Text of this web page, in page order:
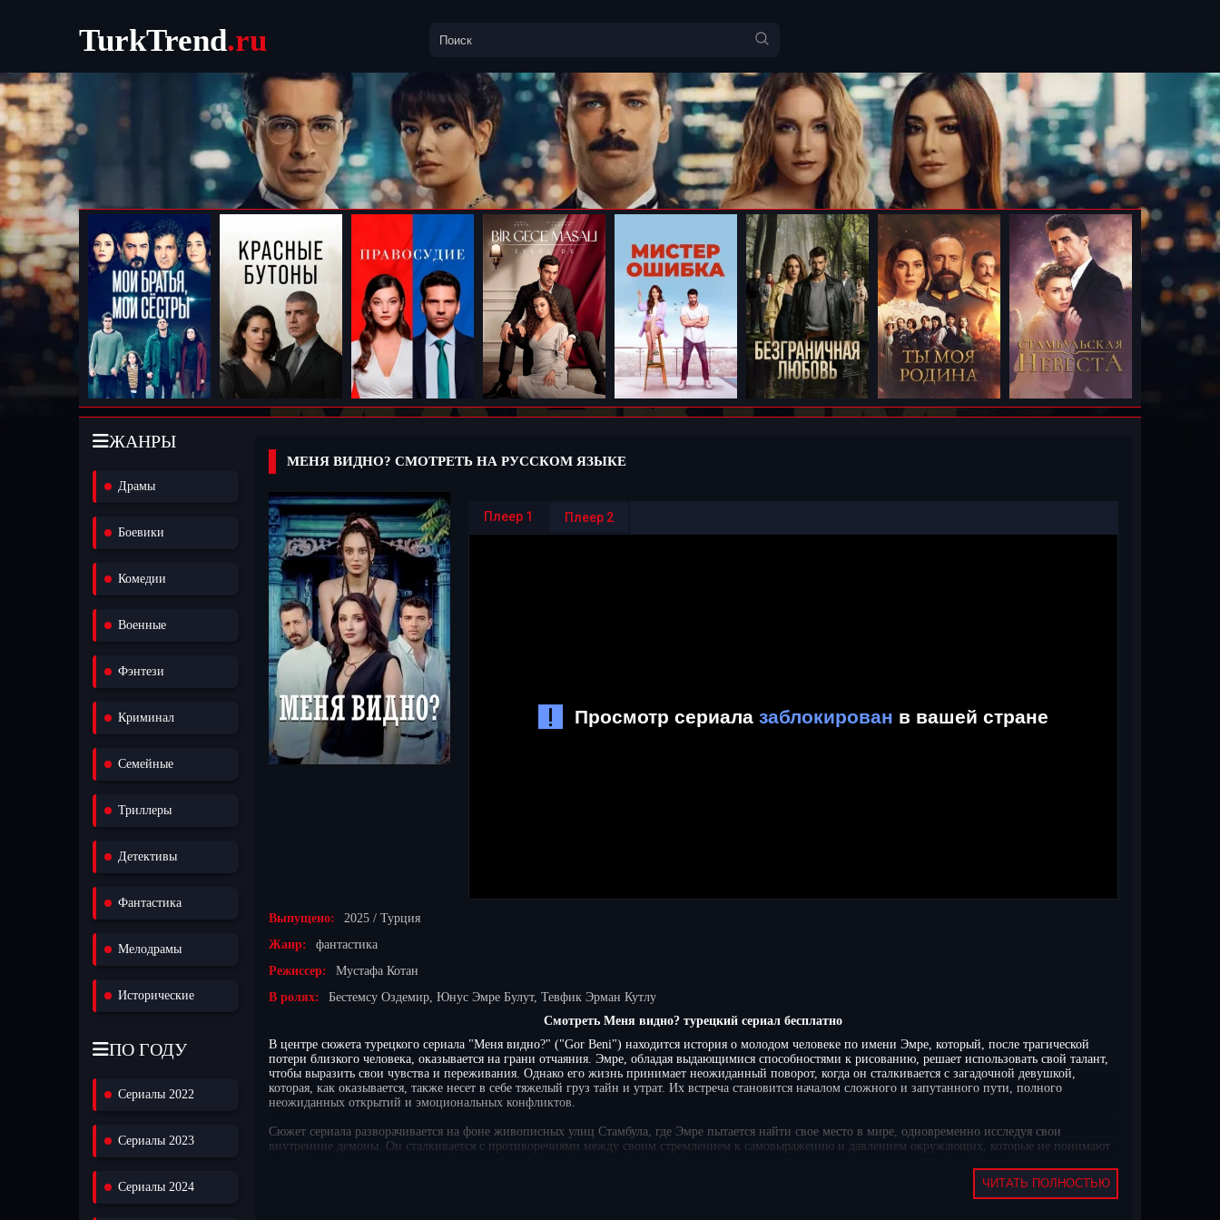
TurkTrend.ru
ЖАНРЫ
Драмы
Боевики
Комедии
Военные
Фэнтези
Криминал
Семейные
Триллеры
Детективы
Фантастика
Мелодрамы
Исторические
ПО ГОДУ
Сериалы 2022
Сериалы 2023
Сериалы 2024
МЕНЯ ВИДНО? СМОТРЕТЬ НА РУССКОМ ЯЗЫКЕ
Плеер 1 Плеер 2
Выпущено:
2025 / Турция
Жанр:
фантастика
Режиссер:
Мустафа Котан
В ролях:
Бестемсу Оздемир, Юнус Эмре Булут, Тевфик Эрман Кутлу
Смотреть Меня видно? турецкий сериал бесплатно
В центре сюжета турецкого сериала "Меня видно?" ("Gor Beni") находится история о молодом человеке по имени Эмре, который, после трагической
потери близкого человека, оказывается на грани отчаяния. Эмре, обладая выдающимися способностями к рисованию, решает использовать свой талант,
чтобы выразить свои чувства и переживания. Однако его жизнь принимает неожиданный поворот, когда он сталкивается с загадочной девушкой,
которая, как оказывается, также несет в себе тяжелый груз тайн и утрат. Их встреча становится началом сложного и запутанного пути, полного
неожиданных открытий и эмоциональных конфликтов.
Сюжет сериала разворачивается на фоне живописных улиц Стамбула, где Эмре пытается найти свое место в мире, одновременно исследуя свои
внутренние демоны. Он сталкивается с противоречиями между своим стремлением к самовыражению и давлением окружающих, которые не понимают
секреты, способные разрушить их связь. "Меня видно?" погружает зрителей в мир, где каждый персонаж скрывает свои тайны, а каждое решение может
привести к непредсказуемым последствиям. Для любителей турецкого кинематографа предлагаем смотреть Меня видно? турецкий сериал на русском
ЧИТАТЬ ПОЛНОСТЬЮ